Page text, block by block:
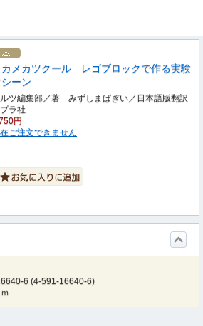
カメカツクール レゴブロックで作る実験
ーン
ツ編集部／著 みずしまぱぎい／日本語版翻訳
ラ社
円
ご注文できません
6 (4-591-16640-6)